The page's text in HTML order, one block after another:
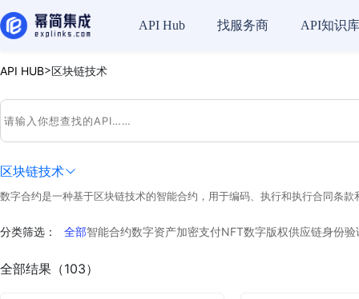
API Hub 找服务商 API知识库
API HUB>区块链技术
区块链技术
数字合约是一种基于区块链技术的智能合约，用于编码、执行和执行合同条
分类筛选： 全部智能合约数字资产加密支付NFT数字版权供应链身份验
全部结果（103）